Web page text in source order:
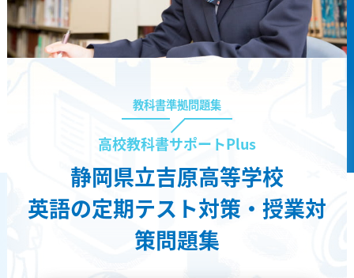
教科書準拠問題集
高校教科書サポートPlus
静岡県立吉原高等学校
英語の定期テスト対策・授業対
策問題集